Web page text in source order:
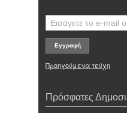
Προηγούμενα τεύχη
Πρόσφατες